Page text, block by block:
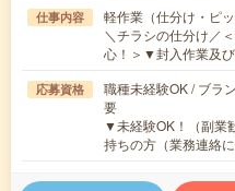
仕事内容
軽作業（仕分け・ピ
＼チラシの仕分け／
心！＞▼封入作業及
応募資格
職種未経験OK / ブラ
要
▼未経験OK！（副
持ちの方（業務連絡